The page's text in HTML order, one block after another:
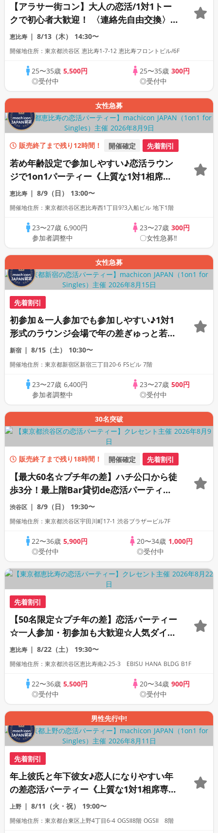
【アラサー街コン】大人の恋活/1対1トー
クで初心者大歓迎！ 〈連絡先自由交換〉
〈18名限定〉
恵比寿 8/13（木） 14:30〜
開催地住所：東京都渋谷区 恵比寿1-7-12 恵比寿フロントビル/6F
25〜35歳5,500円
◎受付中
25〜35歳 300円
◎受付中
女性急募
販売終了まで残り12時間！ 開催確定 先着割引
若め年齢設定で参加しやすい♪恋活ラウン
ジで1on1パーティー《上質な1対1相席専
用会場》《全席半個室》《飲み放題付き》
《machicon JAPAN主催》
恵比寿 8/9（日） 13:00〜
開催地住所：東京都渋谷区恵比寿西1丁目9?3入船ビル 地下1階
23〜27歳 6,900円
参加者調整中
23〜27歳 300円
〇女性急募‼
女性急募
先着割引
初参加＆一人参加でも参加しやすい♪1対1
形式のラウンジ会場で年の差ぎゅっと若め
の同世代恋活パーティー♪《上質な1対1相
席専用会場》《全席半個室》《飲み放題付
新宿 8/15（土） 10:30〜
開催地住所：東京都新宿区新宿三丁目20-6 FSビル 7階
23〜27歳 6,400円
参加者調整中
23〜27歳 500円
◎受付中
30名突破
販売終了まで残り18時間！ 開催確定 先着割引
【最大60名☆プチ年の差】ハチ公口から徒
歩3分！最上階Bar貸切de恋活パーティー
☆一人参加・初参加も大歓迎☆駅近会場貸
切！フリードリンク＆料理付き！
渋谷区 8/9（日） 19:30〜
開催地住所：東京都渋谷区宇田川町17-1 渋谷ブラザービル7F
22〜36歳5,900円
◎受付中
20〜34歳 1,000円
◎受付中
先着割引
【50名限定☆プチ年の差】恋活パーティー
☆一人参加・初参加も大歓迎☆人気ダイニ
ングバー貸切！飲み放題＆料理付き！
恵比寿 8/22（土） 19:30〜
開催地住所：東京都渋谷区恵比寿南2-25-3 EBISU HANA BLDG B1F
22〜36歳5,500円
◎受付中
20〜34歳 900円
◎受付中
男性先行中!
先着割引
年上彼氏と年下彼女♪恋人になりやすい年
の差恋活パーティー《上質な1対1相席専用
会場》《全席半個室》《飲み放題付き》
《machicon JAPAN主催》
上野 8/11（火・祝） 19:00〜
開催地住所：東京都台東区上野4丁目6-4 OGSⅡ8階 OGSⅡ 8階